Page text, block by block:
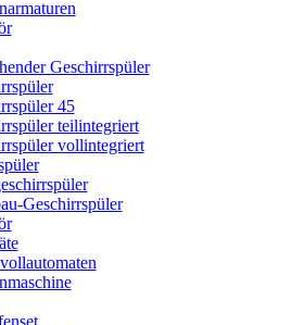
Geschirrspüler
45
teilintegriert
vollintegriert
Geschirrspüler